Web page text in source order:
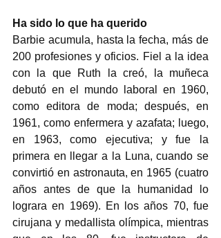
Ha sido lo que ha querido
Barbie acumula, hasta la fecha, más de
200 profesiones y oficios. Fiel a la idea
con la que Ruth la creó, la muñeca
debutó en el mundo laboral en 1960,
como editora de moda; después, en
1961, como enfermera y azafata; luego,
en 1963, como ejecutiva; y fue la
primera en llegar a la Luna, cuando se
convirtió en astronauta, en 1965 (cuatro
años antes de que la humanidad lo
lograra en 1969). En los años 70, fue
cirujana y medallista olímpica, mientras